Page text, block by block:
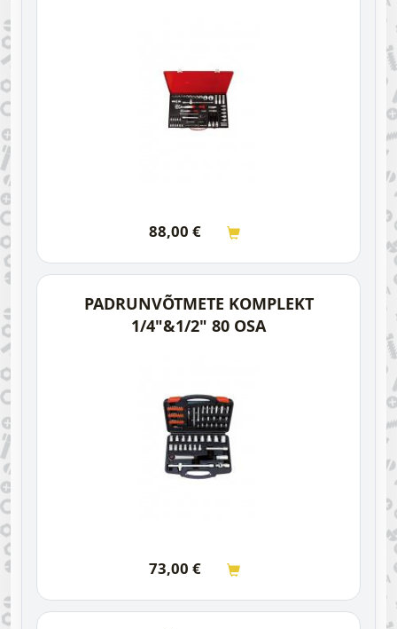
88,00 €
PADRUNVÕTMETE KOMPLEKT
1/4"&1/2" 80 OSA
73,00 €